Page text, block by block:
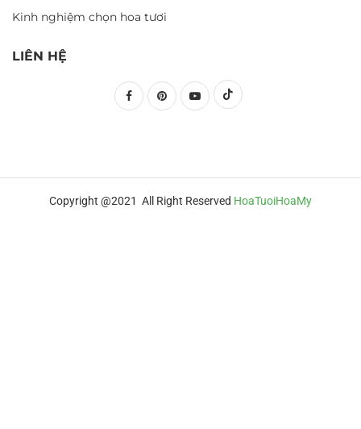
Kinh nghiệm chọn hoa tươi
LIÊN HỆ
Copyright @2021 All Right Reserved HoaTuoiHoaMy